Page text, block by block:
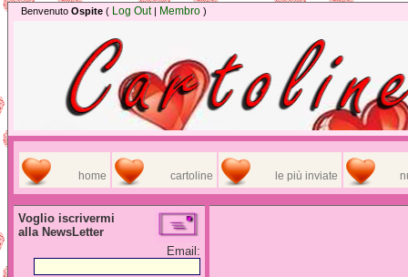
Benvenuto Ospite ( Log Out| Membro )
home cartoline le più inviate
Voglio iscrivermi
alla NewsLetter
Email: